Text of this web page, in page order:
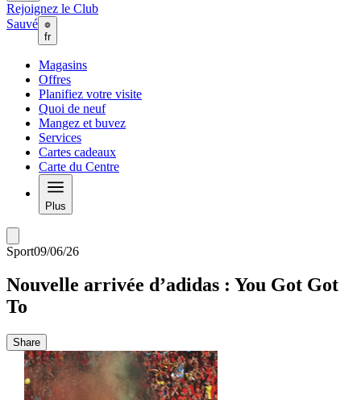
Rejoignez le Club
Sauvé
fr
Magasins
Offres
Planifiez votre visite
Quoi de neuf
Mangez et buvez
Services
Cartes cadeaux
Carte du Centre
Plus
Sport09/06/26
Nouvelle arrivée d’adidas : You Got Got
To
Share